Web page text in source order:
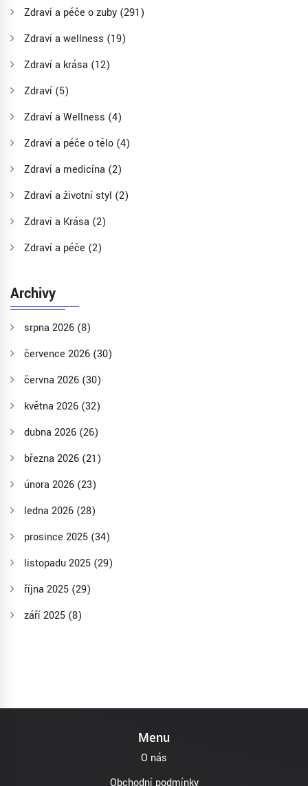
Zdraví a péče o zuby (291)
Zdraví a wellness (19)
Zdraví a krása (12)
Zdraví (5)
Zdraví a Wellness (4)
Zdraví a péče o tělo (4)
Zdraví a medicína (2)
Zdraví a životní styl (2)
Zdraví a Krása (2)
Zdraví a péče (2)
Archivy
srpna 2026 (8)
července 2026 (30)
června 2026 (30)
května 2026 (32)
dubna 2026 (26)
března 2026 (21)
února 2026 (23)
ledna 2026 (28)
prosince 2025 (34)
listopadu 2025 (29)
října 2025 (29)
září 2025 (8)
Menu
O nás
Obchodní podmínky